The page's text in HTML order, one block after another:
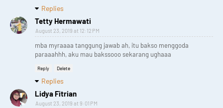
Replies
Tetty Hermawati
August 23, 2019 at 12:12 PM
mba myraaaa tanggung jawab ah, itu bakso menggoda
paraaahhh, aku mau bakssooo sekarang ughaaa
Reply Delete
Replies
Lidya Fitrian
August 23, 2019 at 9:01 PM